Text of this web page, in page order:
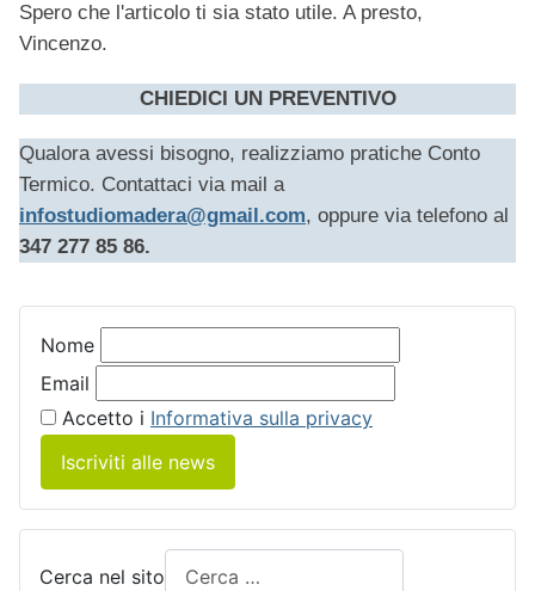
Spero che l'articolo ti sia stato utile. A presto,
Vincenzo.
CHIEDICI UN PREVENTIVO
Qualora avessi bisogno, realizziamo pratiche Conto
Termico. Contattaci via mail a
infostudiomadera@gmail.com, oppure via telefono al
347 277 85 86.
Nome
Email
Accetto i Informativa sulla privacy
Iscriviti alle news
Cerca nel sito